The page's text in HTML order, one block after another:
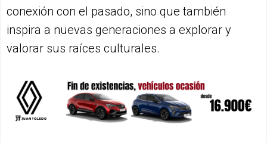
conexión con el pasado, sino que también
inspira a nuevas generaciones a explorar y
valorar sus raíces culturales.